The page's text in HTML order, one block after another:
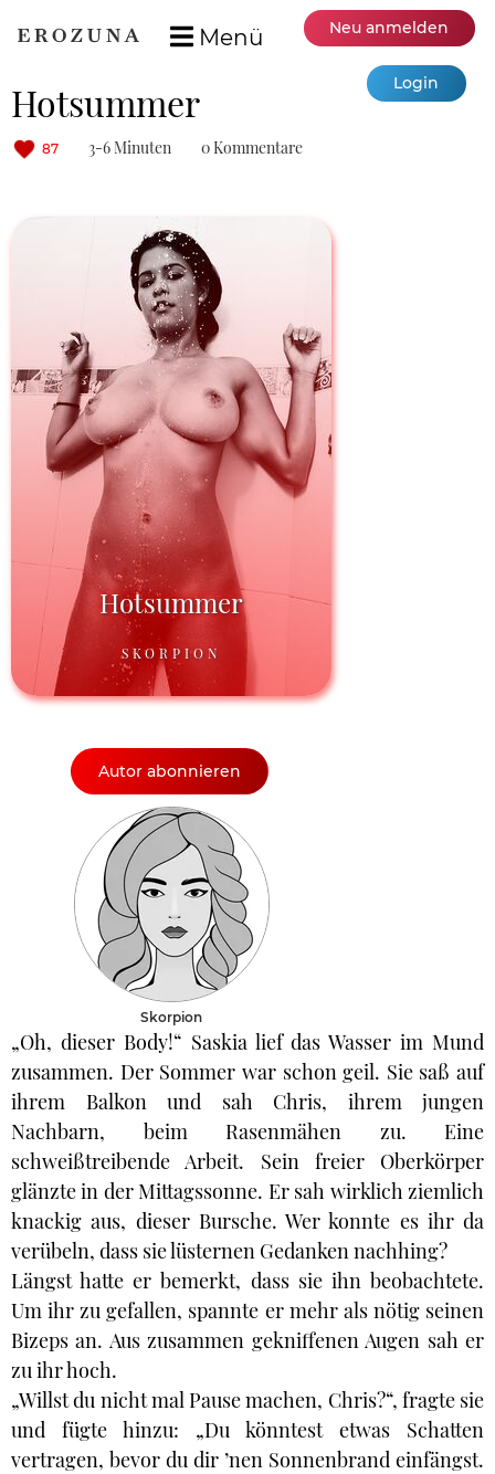
Menü Neu anmelden
Login
Hotsummer
87 3-6 Minuten 0 Kommentare
Hotsummer
SKORPION
Autor abonnieren
Skorpion
„Oh, dieser Body!“ Saskia lief das Wasser im Mund
zusammen. Der Sommer war schon geil. Sie saß auf
ihrem Balkon und sah Chris, ihrem jungen
Nachbarn, beim Rasenmähen zu. Eine
schweißtreibende Arbeit. Sein freier Oberkörper
glänzte in der Mittagssonne. Er sah wirklich ziemlich
knackig aus, dieser Bursche. Wer konnte es ihr da
verübeln, dass sie lüsternen Gedanken nachhing?
Längst hatte er bemerkt, dass sie ihn beobachtete.
Um ihr zu gefallen, spannte er mehr als nötig seinen
Bizeps an. Aus zusammen gekniffenen Augen sah er
zu ihr hoch.
„Willst du nicht mal Pause machen, Chris?“, fragte sie
und fügte hinzu: „Du könntest etwas Schatten
vertragen, bevor du dir ’nen Sonnenbrand einfängst.